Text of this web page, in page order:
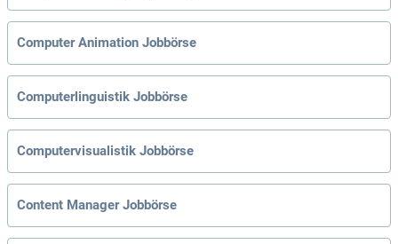
Computer Animation Jobbörse
Computerlinguistik Jobbörse
Computervisualistik Jobbörse
Content Manager Jobbörse